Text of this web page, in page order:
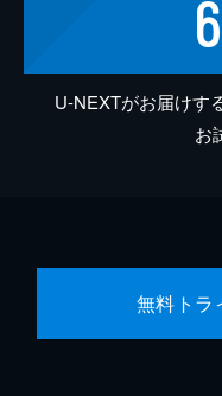
U-NEXTがお届けす
お
無料トラ